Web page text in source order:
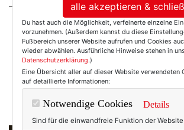
Einträge mit
Tag:
alle akzeptieren &
Du hast auch die Möglichkeit, verfeinerte einzelne
vorzunehmen. (Außerdem kannst du diese
Fußbereich unserer Website aufrufen und Cookies
wieder abwählen. Ausführliche Hinweise stehen in
Datenschutzerklärung.)
Eine Übersicht aller auf dieser Website verwendeten
auf detaillierte Informationen:
Notwendige Cookies Details
Sind für die einwandfreie Funktion der